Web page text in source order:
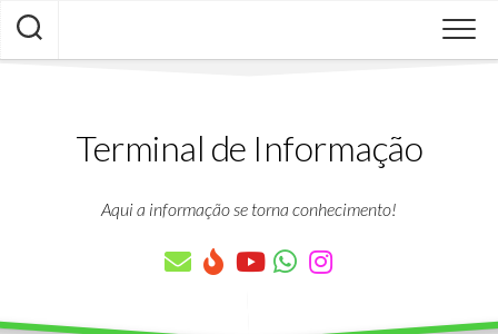
Skip
content
Terminal de Informação
Aqui a informação se torna conhecimento!